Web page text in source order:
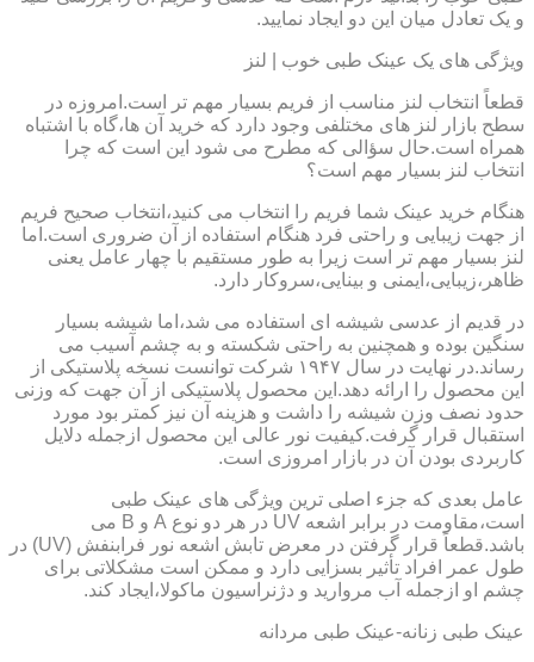
و یک تعادل میان این دو ایجاد نمایید.
ویژگی های یک عینک طبی خوب | لنز
قطعاً انتخاب لنز مناسب از فریم بسیار مهم تر است.امروزه در
سطح بازار لنز های مختلفی وجود دارد که خرید آن ها،گاه با اشتباه
همراه است.حال سؤالی که مطرح می شود این است که چرا
انتخاب لنز بسیار مهم است؟
هنگام خرید عینک شما فریم را انتخاب می کنید،انتخاب صحیح فریم
از جهت زیبایی و راحتی فرد هنگام استفاده از آن ضروری است.اما
لنز بسیار مهم تر است زیرا به طور مستقیم با چهار عامل یعنی
ظاهر،زیبایی،ایمنی و بینایی،سروکار دارد.
در قدیم از عدسی شیشه ای استفاده می شد،اما شیشه بسیار
سنگین بوده و همچنین به راحتی شکسته و به چشم آسیب می
رساند.در نهایت در سال ۱۹۴۷ شرکت توانست نسخه پلاستیکی از
این محصول را ارائه دهد.این محصول پلاستیکی از آن جهت که وزنی
حدود نصف وزن شیشه را داشت و هزینه آن نیز کمتر بود مورد
استقبال قرار گرفت.کیفیت نور عالی این محصول ازجمله دلایل
کاربردی بودن آن در بازار امروزی است.
عامل بعدی که جزء اصلی ترین ویژگی های عینک طبی
است،مقاومت در برابر اشعه UV در هر دو نوع A و B می
باشد.قطعاً قرار گرفتن در معرض تابش اشعه نور فرابنفش (UV) در
طول عمر افراد تأثیر بسزایی دارد و ممکن است مشکلاتی برای
چشم او ازجمله آب مروارید و دژنراسیون ماکولا،ایجاد کند.
عینک طبی زنانه-عینک طبی مردانه